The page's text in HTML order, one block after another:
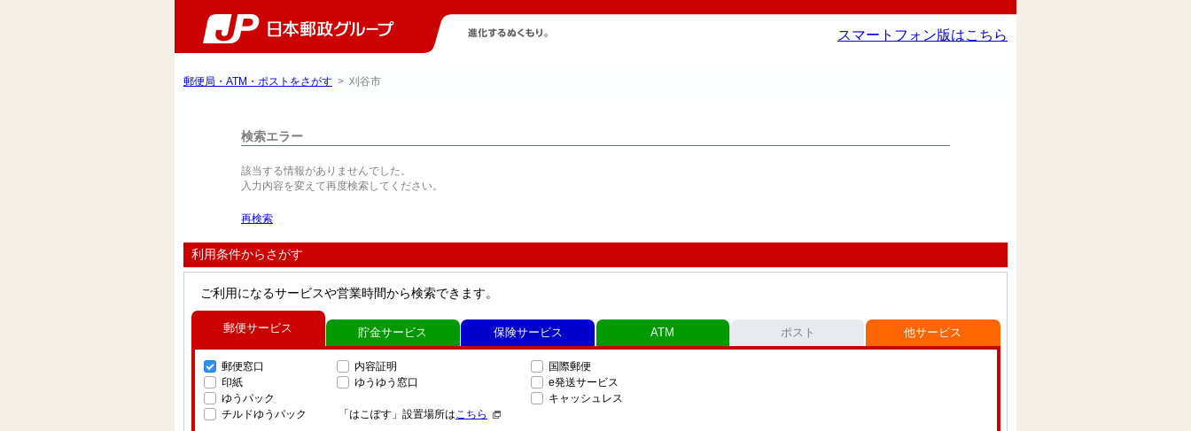
スマートフォン版はこちら
郵便局・ATM・ポストをさがす > 刈谷市
検索エラー
該当する情報がありませんでした。
入力内容を変えて再度検索してください。
再検索
利用条件からさがす
ご利用になるサービスや営業時間から検索できます。
郵便サービス
郵便窓口
印紙
ゆうパック
チルドゆうパック
内容証明
ゆうゆう窓口
「はこぽす」設置場所はこちら
国際郵便
e発送サービス
キャッシュレス
貯金サービス 保険サービス ATM ポスト 他サービス